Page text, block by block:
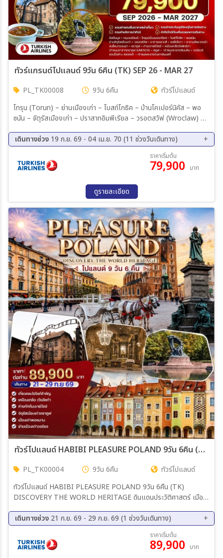
ทัวร์แกรนด์โปแลนด์ 9วัน 6คืน (TK) SEP 26 - MAR 27
PL_TK00008 9วัน 6คืน
ทัวร์โปแลนด์
โทรุน (Torun) – ย่านเมืองเก่า – โบสถ์โกธิค – บ้านโคเปอร์นิคัส – พอ
ซนัน – จัตุรัสเมืองเก่า – ปราสาทอิมพีเรียล – วรอตสวัฟ (Wroclaw) –
อารามจัสนากอร่า – แบล็คมาดอนน่า โบสถ์เซนต์แมรี – ตลาดนัดรีเน็ค โก
ลนี่ – ปราสาทวาเวล – ค่ายเอาสช์วิตช์ – เหมืองเกลือวิลลิกซ์กา – เชชูฟ
(Rzeszów) – มาร์เก็ตสแควร์ – ศาลาว่าการเมือง – ลับบลิน – ปราสาท
ลับบลิน – โคตรข้าวเกต – กรุงวอร์ซอว์ – พระราชวังลาเซียนสกี้
เดินทางช่วง 19 ก.ย. 69 - 04 เม.ย. 70 (11 ช่วงวันเดินทาง)
09 ต.ค. 69 - 17 ต.ค. 69
18 ต.ค. 69 - 26 ต.ค. 69
29 พ.ย. 69 - 07 ธ.ค. 69
04 ธ.ค. 69 - 12 ธ.ค. 69
23 ม.ค. 70 - 31 ม.ค. 70
20 ก.พ. 70 - 28 ก.พ. 70
20 มี.ค 70 - 28 มี.ค 70
27 มี.ค 70 - 04 เม.ย 70
ราคาเริ่มต้น
79,900 บาท
ดูรายละเอียด
ทัวร์โปแลนด์ HABIBI PLEASURE POLAND 9วัน 6คืน (TK)
PL_TK00004 9วัน 6คืน
ทัวร์โปแลนด์
ทัวร์โปแลนด์ HABIBI PLEASURE POLAND 9วัน 6คืน (TK)
DISCOVERY THE WORLD HERITAGE ดินแดนประวัติศาสตร์ เมือง
พระราชวังวิลานอฟ “พระราชวังแวร์ซายแห่งโปแลนด์” สถานที่สวยที่สุดใน
โปแลนด์  คราคูฟ (Kraków): เมืองเก่ามรดกโลก เหมืองเกลือวิลลิกซ์กา
 ค่ายกักกันเอาช์วิตซ์ (Auschwitz): พิพิธภัณฑ์และค่ายประวัติศาสตร์
เพื่อเรียนรู้เหตุการณ์สงครามโลกครั้งที่สอง  ปราสาทมาลบอร์ก
เดินทางช่วง 21 ก.ย. 69 - 29 ก.ย. 69 (1 ช่วงวันเดินทาง)
ราคาเริ่มต้น
89,900 บาท